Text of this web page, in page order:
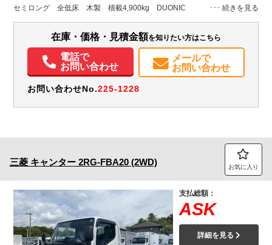
千葉県
W:2,080
H:380
W:2,180
H:2,290
無
装備情報
エアコン パワステ パワーウィンドウ エアバッグ
集中ドアロック
電動格納ミラー
ETC バックモニター
取扱説明書（一部含む）
メンテナンスノート（保証書）
セミロング 全低床 木製 積載4,900kg DUONIC
在庫・価格・見積金額を知りたい方はこちら
電話で
お問い合わせ
メールで
お問い合わせ
お問い合わせNo.225-1228
三菱 キャンター 2RG-FBA20 (2WD) お気に入り
支払総額：
ASK
詳細を見る